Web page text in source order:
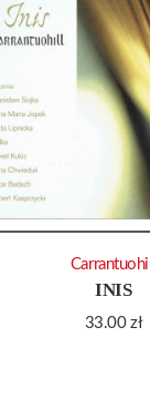
INIS
33.00zł
Carrantuohill